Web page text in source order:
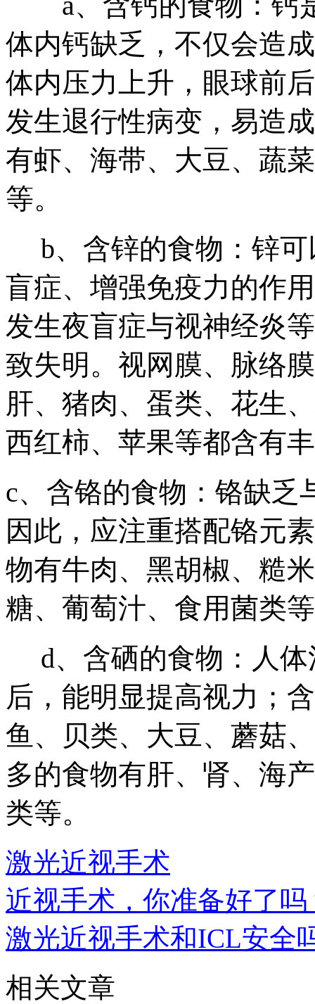
体内钙缺乏，不仅会造
体内压力上升，眼球前
发生退行性病变，易造
有虾、海带、大豆、蔬
等。
b、含锌的食物：锌可
盲症、增强免疫力的作
发生夜盲症与视神经炎
致失明。视网膜、脉络
肝、猪肉、蛋类、花生
西红柿、苹果等都含有
c、含铬的食物：铬缺乏
因此，应注重搭配铬元
物有牛肉、黑胡椒、糙
糖、葡萄汁、食用菌类
d、含硒的食物：人体
后，能明显提高视力；
鱼、贝类、大豆、蘑菇
多的食物有肝、肾、海
类等。
激光近视手术
近视手术，你准备好了吗
激光近视手术和ICL安全
相关文章